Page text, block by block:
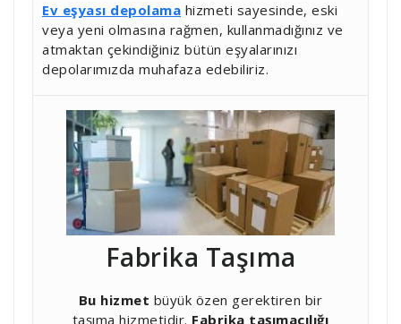
Ev eşyası depolama hizmeti sayesinde, eski
veya yeni olmasına rağmen, kullanmadığınız ve
atmaktan çekindiğiniz bütün eşyalarınızı
depolarımızda muhafaza edebiliriz.
Fabrika Taşıma
Bu hizmet büyük özen gerektiren bir
taşıma hizmetidir. Fabrika taşımacılığı